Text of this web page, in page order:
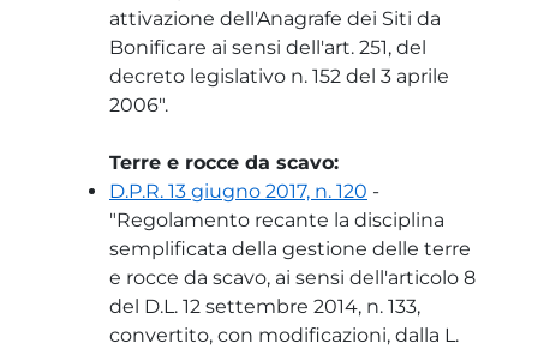
attivazione dell'Anagrafe dei Siti da
Bonificare ai sensi dell'art. 251, del
decreto legislativo n. 152 del 3 aprile
2006".
Terre e rocce da scavo:
D.P.R. 13 giugno 2017, n. 120 -
"Regolamento recante la disciplina
semplificata della gestione delle terre
e rocce da scavo, ai sensi dell'articolo 8
del D.L. 12 settembre 2014, n. 133,
convertito, con modificazioni, dalla L.